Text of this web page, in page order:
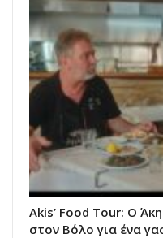
Akis’ Food Tour: Ο
στον Βόλο για ένα